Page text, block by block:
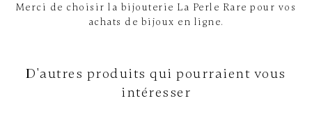
Merci de choisir la bijouterie La Perle Rare pour vos
achats de bijoux en ligne.
D'autres produits qui pourraient vous
intéresser